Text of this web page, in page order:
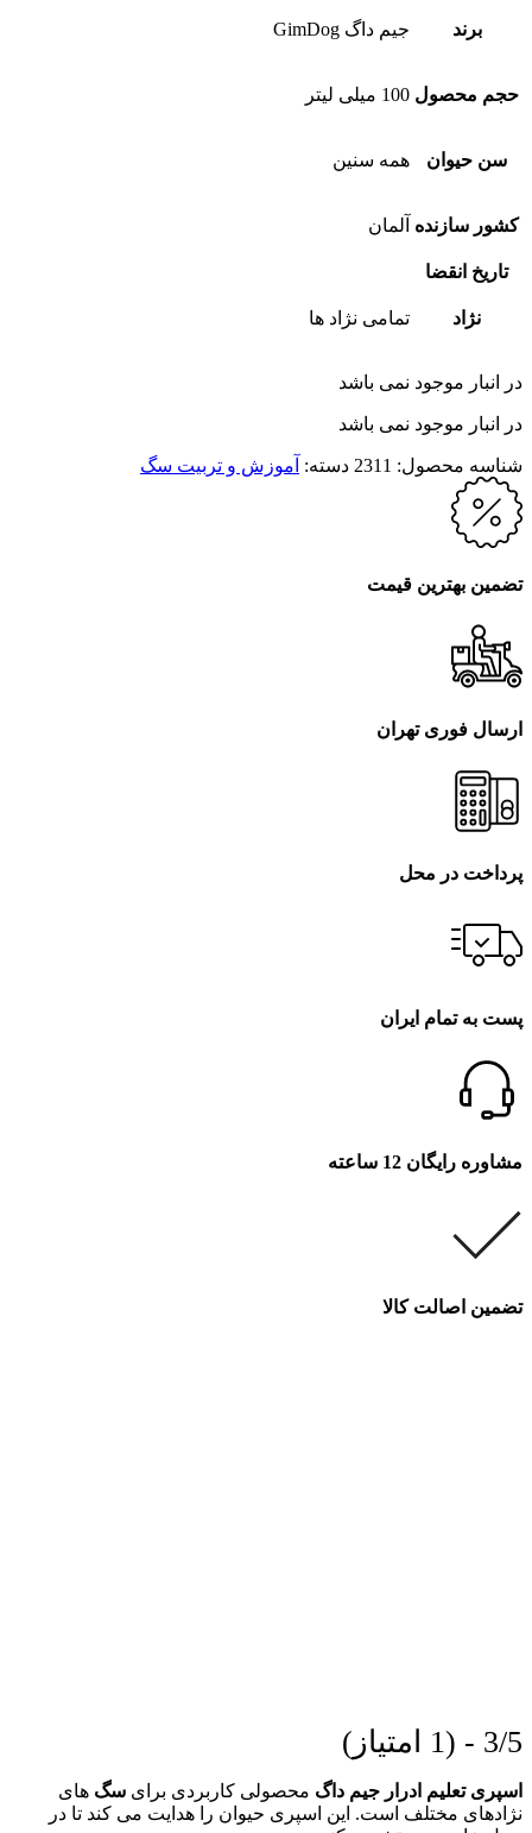
برند جیم داگ GimDog
حجم محصول 100 میلی لیتر
سن حیوان همه سنین
کشور سازنده آلمان
تاریخ انقضا
نژاد تمامی نژاد ها
در انبار موجود نمی باشد
در انبار موجود نمی باشد
شناسه محصول: 2311 دسته: آموزش و تربیت سگ
تضمین بهترین قیمت
ارسال فوری تهران
پرداخت در محل
پست به تمام ایران
مشاوره رایگان 12 ساعته
تضمین اصالت کالا
3/5 - (1 امتیاز)
اسپری تعلیم ادرار جیم داگ محصولی کاربردی برای سگ های
نژادهای مختلف است. این اسپری حیوان را هدایت می کند تا در